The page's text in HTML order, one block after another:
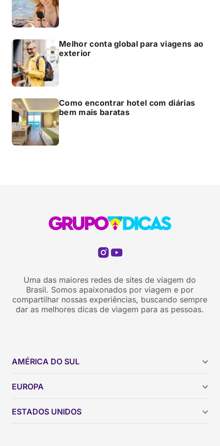
Melhor conta global para viagens ao
exterior
Como encontrar hotel com diárias
bem mais baratas
Uma das maiores redes de sites de viagem do
Brasil. Somos apaixonados por viagem e por
compartilhar nossas experiências, buscando sempre
dar as melhores dicas de viagem para as pessoas.
AMÉRICA DO SUL
Brasil
Colômbia
EUROPA
ESTADOS UNIDOS